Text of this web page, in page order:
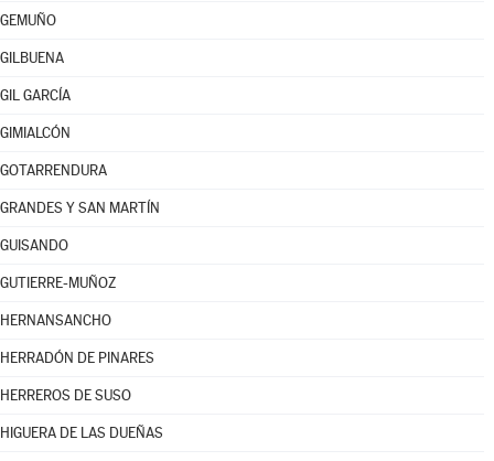
GEMUÑO
GILBUENA
GIL GARCÍA
GIMIALCÓN
GOTARRENDURA
GRANDES Y SAN MARTÍN
GUISANDO
GUTIERRE-MUÑOZ
HERNANSANCHO
HERRADÓN DE PINARES
HERREROS DE SUSO
HIGUERA DE LAS DUEÑAS